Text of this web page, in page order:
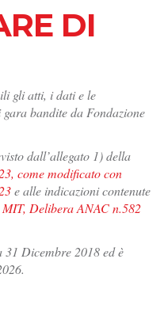
DI
gli atti, i dati e le
bandite da Fondazione
dall’allegato 1) della
come modificato con
e alle indicazioni contenute
Delibera ANAC n.582
Dicembre 2018 ed è